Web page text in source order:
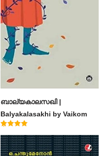
ബാല്യകാലസഖി |
Balyakalasakhi by Vaikom
Muhammad Basheer
4.60
out of 5